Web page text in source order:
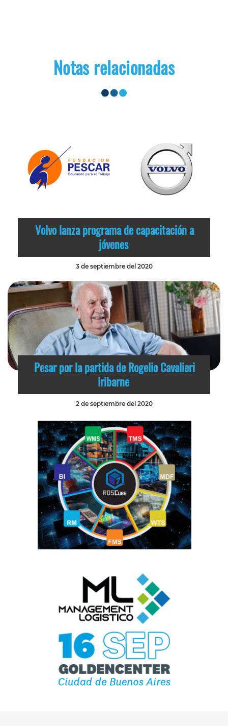
Notas relacionadas
Volvo lanza programa de capacitación a
jóvenes
3 de septiembre del 2020
Pesar por la partida de Rogelio Cavalieri
Iribarne
2 de septiembre del 2020